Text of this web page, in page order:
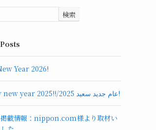
検索
Year 2026!
A happy new year 2025!!/عام جديد سعيد 2025!
掲載情報：nippon.com様より取材い